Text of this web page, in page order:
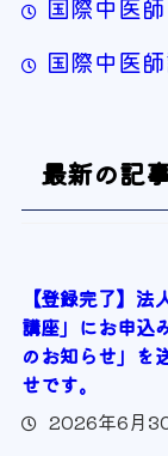
国際中医師
国際中医
最新の記
【登録完了】
講座」にお申込
のお知らせ」を
せです。
2026年6月